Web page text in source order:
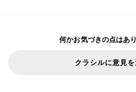
何かお気づきの点はあ
クラシルに意見を